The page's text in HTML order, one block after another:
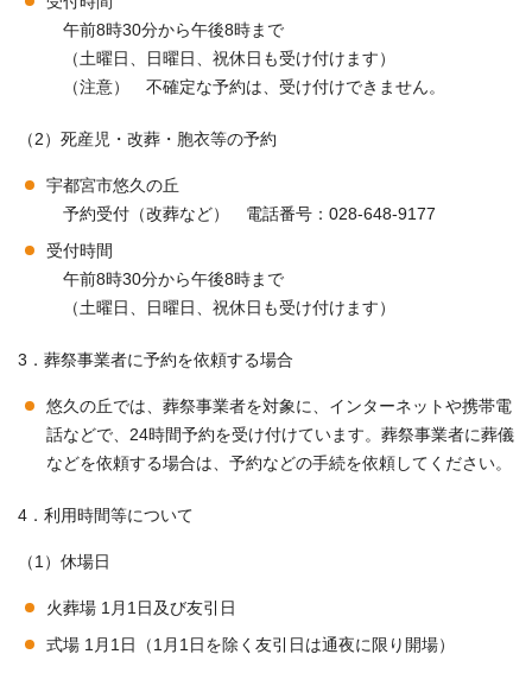
午前8時30分から午後8時まで
（土曜日、日曜日、祝休日も受け付けます）
（注意） 不確定な予約は、受け付けできません。
（2）死産児・改葬・胞衣等の予約
宇都宮市悠久の丘
予約受付（改葬など） 電話番号：028-648-9177
受付時間
午前8時30分から午後8時まで
（土曜日、日曜日、祝休日も受け付けます）
3．葬祭事業者に予約を依頼する場合
悠久の丘では、葬祭事業者を対象に、インターネットや携帯電
話などで、24時間予約を受け付けています。葬祭事業者に葬儀
などを依頼する場合は、予約などの手続を依頼してください。
4．利用時間等について
（1）休場日
火葬場 1月1日及び友引日
式場 1月1日（1月1日を除く友引日は通夜に限り開場）